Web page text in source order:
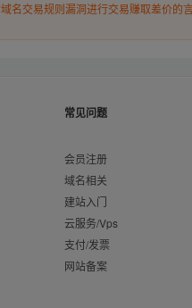
名交易规则漏洞进行交易赚取差价的
常见问题
会员注册
域名相关
建站入门
云服务/Vps
支付/发票
网站备案